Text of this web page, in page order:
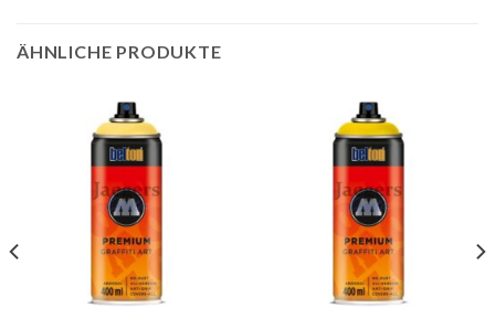
ÄHNLICHE PRODUKTE